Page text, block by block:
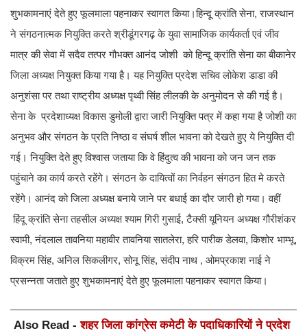
शुभकामनाएं देते हुए फूलमाला पहनाकर स्वागत किया।हिन्दू क्रांति सेना, राजस्थान
ने संगठनात्मक नियुक्ति करते श्रीडूंगरगढ़ के युवा सामाजिक कार्यकर्ता एवं जीव
मात्र की सेवा में सदैव तत्पर गौभक्त आनंद जोशी को हिन्दू क्रांति सेना का बीकानेर
जिला अध्यक्ष नियुक्त किया गया है। यह नियुक्ति प्रदेश सचिव लोकेश डाडा की
अनुशंसा पर तथा राष्ट्रीय अध्यक्ष पृथ्वी सिंह लीलकी के अनुमोदन से की गई है।
सेना के प्रदेशाध्यक्ष विकास डुमोली द्वारा जारी नियुक्ति पत्र में कहा गया है जोशी का
अनुभव और संगठन के प्रति निष्ठा व संघर्ष शील भावना को देखते हुए ये नियुक्ति दी
गई। नियुक्ति देते हुए विश्वास जताया कि वे हिंदुत्व की भावना को जन जन तक
पहुंचाने का कार्य करते रहेंगे। संगठन के दायित्वों का निर्वहन संगठन हित मे करते
रहेंगे। आनंद को जिला अध्यक्ष बनाये जाने पर बधाई का दौर जारी हो गया। वहीं
हिंदू क्रांति सेना तहसील अध्यक्ष श्याम गिरी गुसाई, टैक्सी यूनियन अध्यक्ष गौरीशंकर
स्वामी, नंदलाल तावनिया महावीर तावनिया सातलेरा, हरि पारीक डेलवा, किशोर भाम्भू,
विक्रम सिंह, अनिल सिकलीगर, सोनू सिंह, संदीप नाथ , ओमप्रकाश नाई ने
प्रसन्नता जताते हुए शुभकामनाएं देते हुए फूलमाला पहनाकर स्वागत किया।
Also Read -शहर जिला कांग्रेस कमेटी के पदाधिकारियों ने प्रदेश